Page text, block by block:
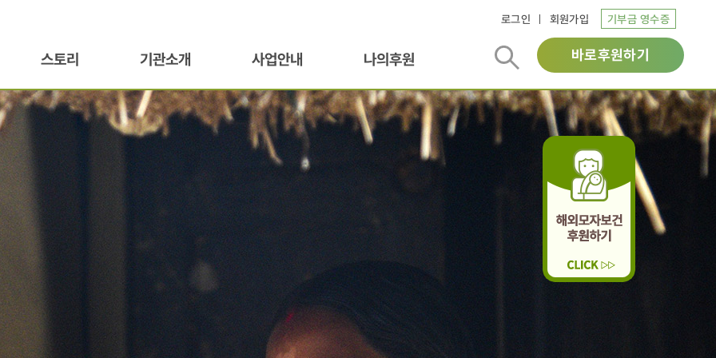
로그인 회원가입 기부금 영수증
스토리 기관소개 사업안내 나의후원 바로후원하기